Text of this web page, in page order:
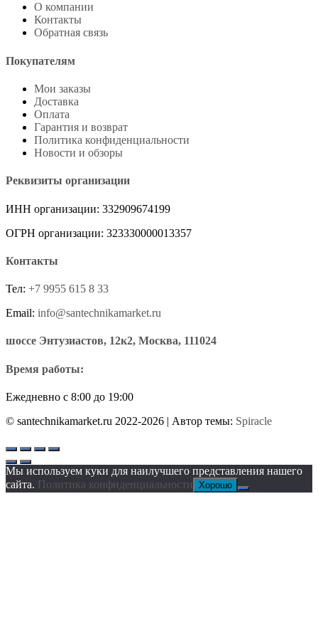
О компании
Контакты
Обратная связь
Покупателям
Мои заказы
Доставка
Оплата
Гарантия и возврат
Политика конфиденциальности
Новости и обзоры
Реквизиты организации
ИНН организации: 332909674199
ОГРН организации: 323330000013357
Контакты
Тел: +7 9955 615 8 33
Email: info@santechnikamarket.ru
шоссе Энтузиастов, 12к2, Москва, 111024
Время работы:
Ежедневно с 8:00 до 19:00
© santechnikamarket.ru 2022-2026 | Автор темы: Spiracle
Мы используем куки для наилучшего представления нашего
сайта. Политика конфиденциальности Хорошо